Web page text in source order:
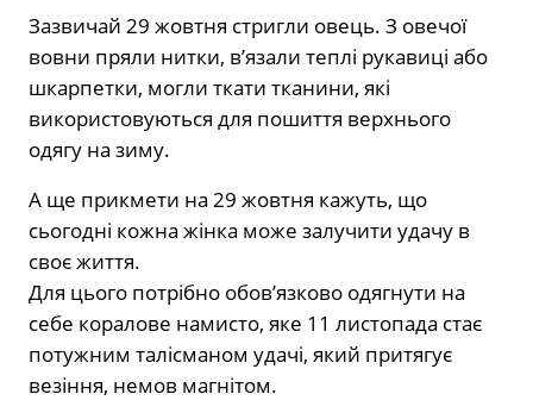
Зазвичай 29 жовтня стригли овець. З овечої
вовни пряли нитки, в’язали теплі рукавиці або
шкарпетки, могли ткати тканини, які
використовуються для пошиття верхнього
одягу на зиму.
А ще прикмети на 29 жовтня кажуть, що
сьогодні кожна жінка може залучити удачу в
своє життя.
Для цього потрібно обов’язково одягнути на
себе коралове намисто, яке 11 листопада стає
потужним талісманом удачі, який притягує
везіння, немов магнітом.